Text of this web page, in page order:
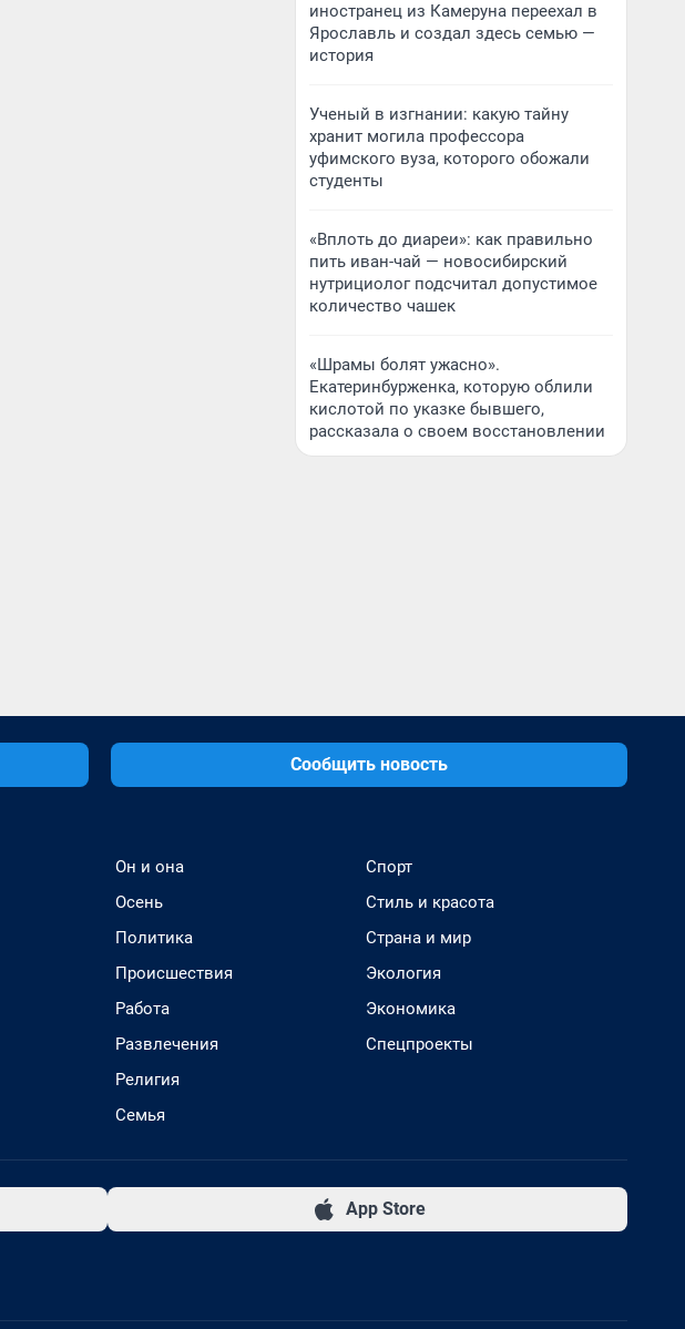
иностранец из Камеруна переехал в
Ярославль и создал здесь семью —
история
Ученый в изгнании: какую тайну
хранит могила профессора
уфимского вуза, которого обожали
студенты
«Вплоть до диареи»: как правильно
пить иван-чай — новосибирский
нутрициолог подсчитал допустимое
количество чашек
«Шрамы болят ужасно».
Екатеринбурженка, которую облили
кислотой по указке бывшего,
рассказала о своем восстановлении
Сообщить новость
Он и она
Осень
Политика
Происшествия
Работа
Развлечения
Религия
Семья
Спорт
Стиль и красота
Страна и мир
Экология
Экономика
Спецпроекты
App Store